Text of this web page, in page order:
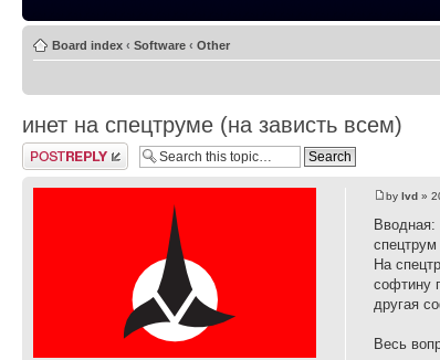
Board index ‹ Software ‹ Other
инет на спецтруме (на зависть всем)
Post a reply
bylvd »
Вводная:
На
софтину
другая
Весь